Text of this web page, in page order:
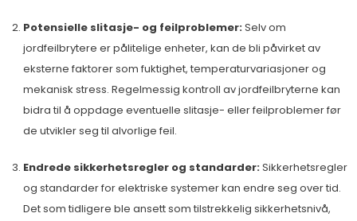
Potensielle slitasje- og feilproblemer:Selv om
jordfeilbrytere er pålitelige enheter, kan de bli påvirket av
eksterne faktorer som fuktighet, temperaturvariasjoner og
mekanisk stress. Regelmessig kontroll av jordfeilbryterne kan
bidra til å oppdage eventuelle slitasje- eller feilproblemer før
de utvikler seg til alvorlige feil.
Endrede sikkerhetsregler og standarder:Sikkerhetsregler
og standarder for elektriske systemer kan endre seg over tid.
Det som tidligere ble ansett som tilstrekkelig sikkerhetsnivå,